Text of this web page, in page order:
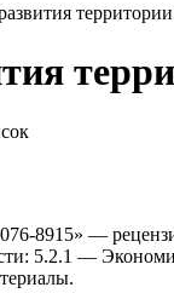
8915» —
5.2.1 —